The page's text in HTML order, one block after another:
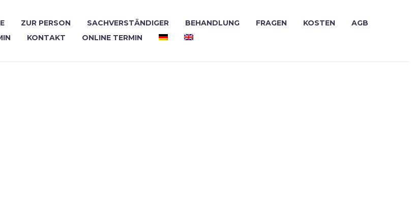
ZUR PERSON SACHVERSTÄNDIGER BEHANDLUNG FRAGEN KOSTEN
AGB
KONTAKT ONLINE TERMIN